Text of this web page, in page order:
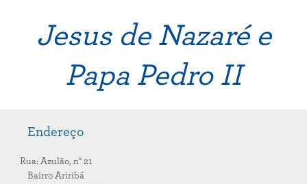
Jesus de Nazaré e
Papa Pedro II
Endereço
Rua: Azulão, n° 21
Bairro Ariribá